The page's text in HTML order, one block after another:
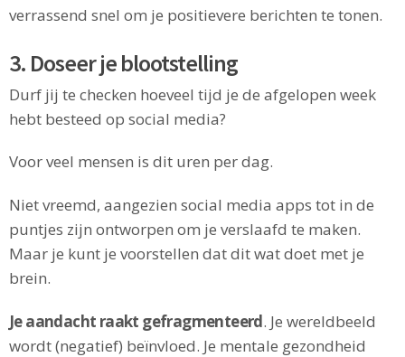
verrassend snel om je positievere berichten te tonen.
3. Doseer je blootstelling
Durf jij te checken hoeveel tijd je de afgelopen week
hebt besteed op social media?
Voor veel mensen is dit uren per dag.
Niet vreemd, aangezien social media apps tot in de
puntjes zijn ontworpen om je verslaafd te maken.
Maar je kunt je voorstellen dat dit wat doet met je
brein.
Je aandacht raakt gefragmenteerd. Je wereldbeeld
wordt (negatief) beïnvloed. Je mentale gezondheid